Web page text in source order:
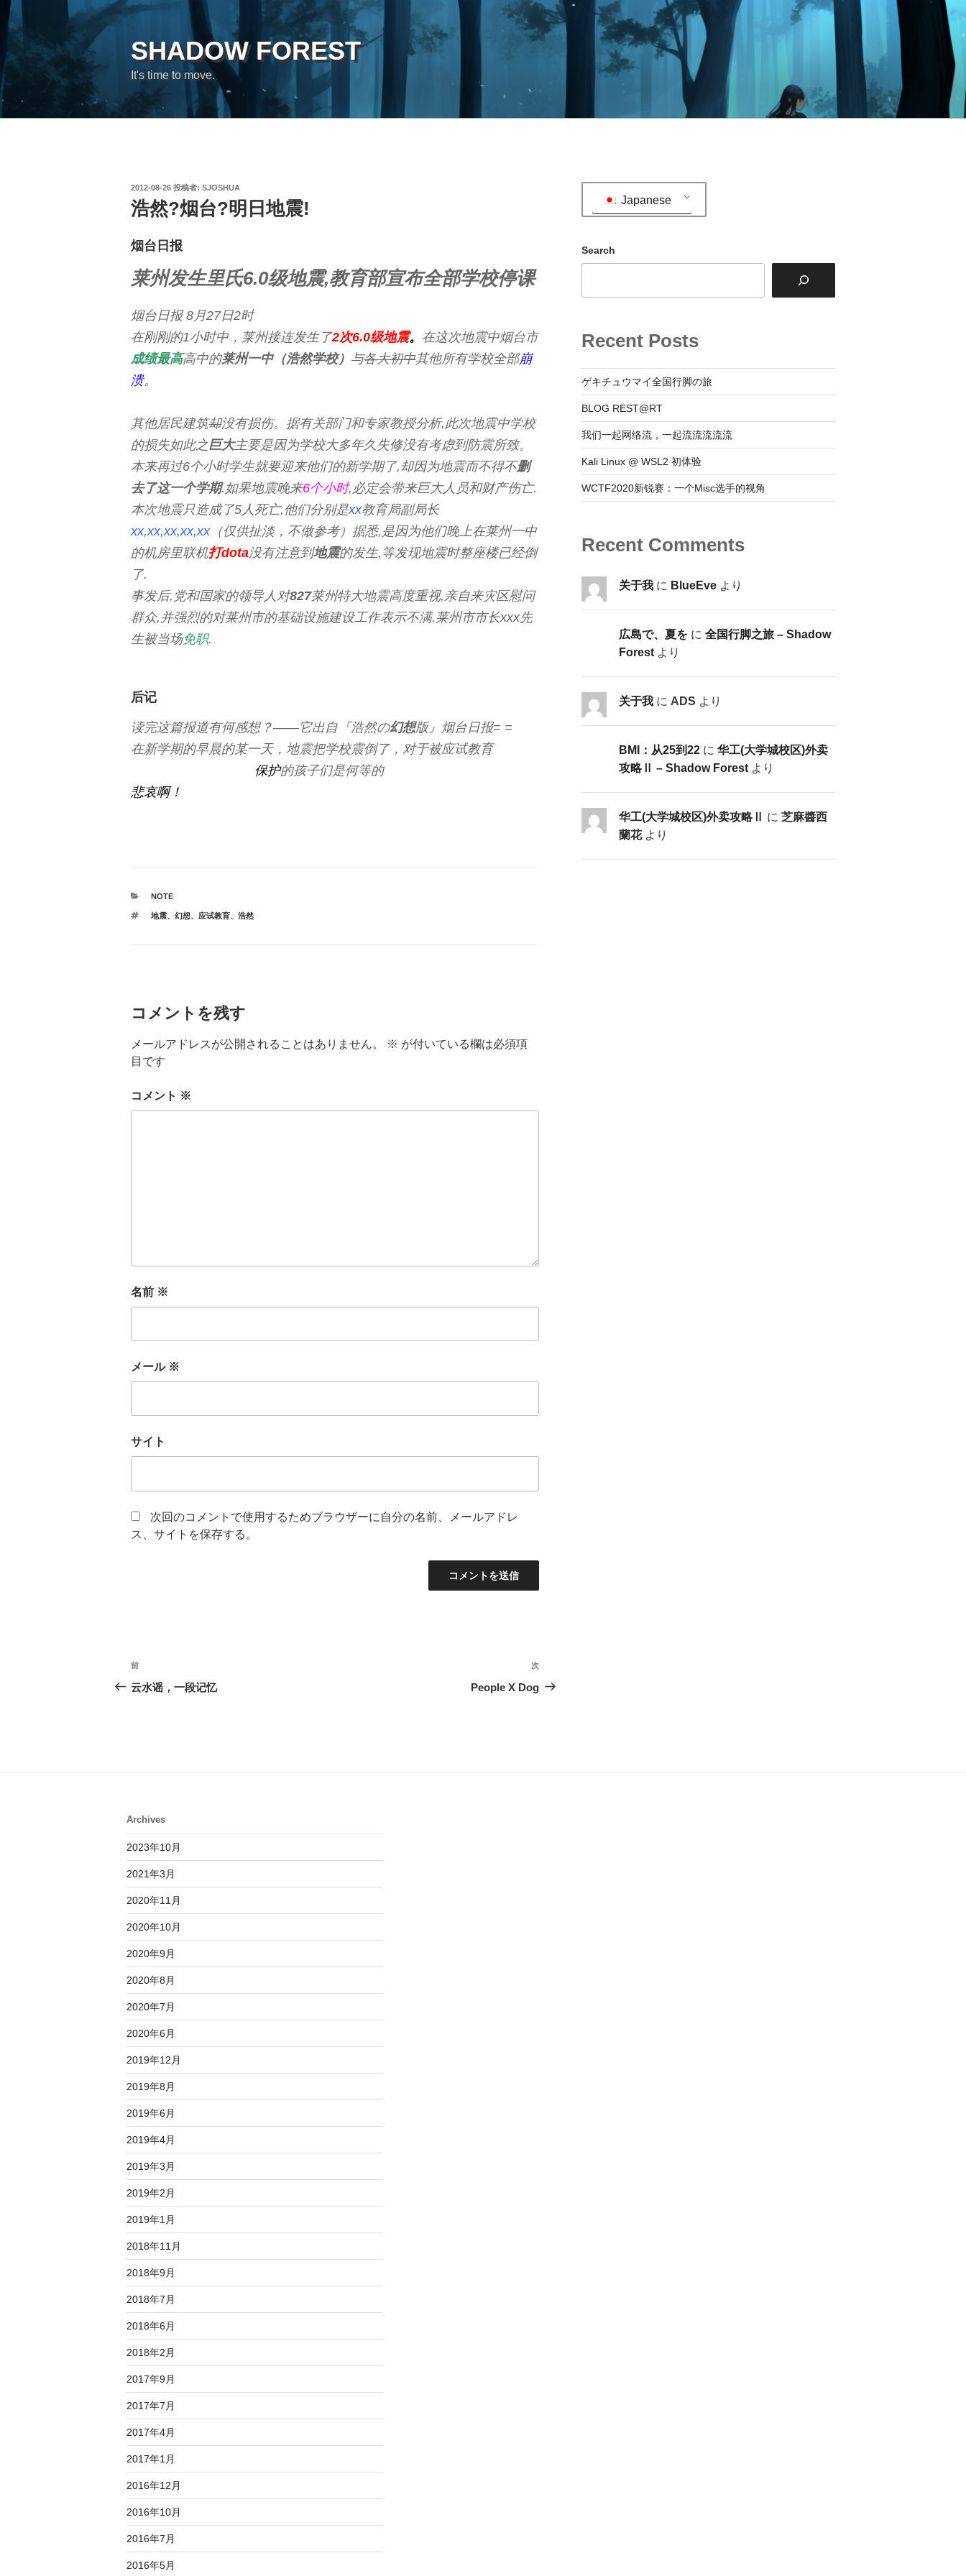
コ
ン
ン
ツ
へ
SHADOW FOREST
It's time to move.
投
稿
日:
2012-08-26 投稿者:SJOSHUA
浩然?烟台?明日地震!
烟台日报
莱州发生里氏6.0级地震,教育部宣布全部学校停课
烟台日报 8月27日2时
在刚刚的1小时中，莱州接连发生了2次6.0级地震。 在这次地震中烟台市
成绩最高高中的莱州一中（浩然学校） 与各大初中其他所有学校全部崩
溃。
其他居民建筑却没有损伤。据有关部门和专家教授分析,此次地震中学校
的损失如此之巨大主要是因为学校大多年久失修没有考虑到防震所致。
本来再过6个小时学生就要迎来他们的新学期了,却因为地震而不得不删
去了这一个学期.如果地震晚来6个小时,必定会带来巨大人员和财产伤亡.
本次地震只造成了5人死亡,他们分别是xx教育局副局长
xx,xx,xx,xx,xx（仅供扯淡，不做参考）据悉,是因为他们晚上在莱州一中
的机房里联机打dota没有注意到地震的发生,等发现地震时整座楼已经倒
了.
事发后,党和国家的领导人对827莱州特大地震高度重视,亲自来灾区慰问
群众,并强烈的对莱州市的基础设施建设工作表示不满.莱州市市长xxx先
生被当场免职.
后记
读完这篇报道有何感想？——它出自『浩然の幻想版』烟台日报= =
在新学期的早晨的某一天，地震把学校震倒了，对于被应试教育荼毒
保护的孩子们是何等的幸福（请无视向右4字节）
悲哀啊！
カ
ゴ
NOTE
タ
地震、 幻想、 应试教育、 浩然
コメントを残す
メールアドレスが公開されることはありません。 ※ が付いている欄は必須項
目です
コメント ※
名前 ※
メール ※
サイト
次回のコメントで使用するためブラウザーに自分の名前、メールアドレ
ス、サイトを保存する。
投
稿
シ
ョ
ン
前
の
前
云水谣，一段记忆
次
の
次
People X Dog
Japanese
Search
Recent Posts
ゲキチュウマイ全国行脚の旅
BLOG REST@RT
我们一起网络流，一起流流流流流
Kali Linux @ WSL2 初体验
WCTF2020新锐赛：一个Misc选手的视角
Recent Comments
关于我 に BlueEve より
広島で、夏を に全国行脚之旅 – Shadow
Forest より
关于我 に ADS より
BMI：从25到22 に华工(大学城校区)外卖
攻略Ⅱ – Shadow Forest より
华工(大学城校区)外卖攻略Ⅱ に芝麻醬西
蘭花より
Archives
2023年10月
2021年3月
2020年11月
2020年10月
2020年9月
2020年8月
2020年7月
2020年6月
2019年12月
2019年8月
2019年6月
2019年4月
2019年3月
2019年2月
2019年1月
2018年11月
2018年9月
2018年7月
2018年6月
2018年2月
2017年9月
2017年7月
2017年4月
2017年1月
2016年12月
2016年10月
2016年7月
2016年5月